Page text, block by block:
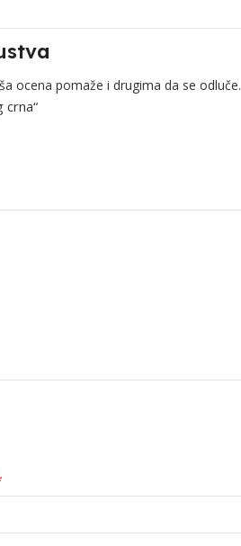
ocena pomaže i drugima da se odluče.